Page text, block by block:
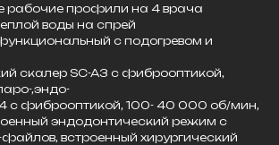
рабочие профили на 4 врача
воды на спрей
с подогревом и
скалер SC-A3 с фиброоптикой,
,эндо-
с фиброоптикой, 100- 40 000 об/мин,
эндодонтический режим с
встроенный хирургический